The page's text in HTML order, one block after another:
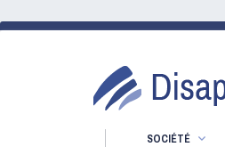
SOCIÉTÉ